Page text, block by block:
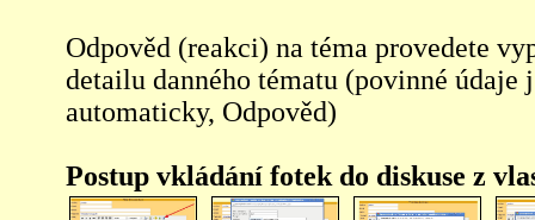
Odpověd (reakci) na téma provedete
detailu danného tématu (povinné údaje
automaticky, Odpověd)
Postup vkládání fotek do diskuse z